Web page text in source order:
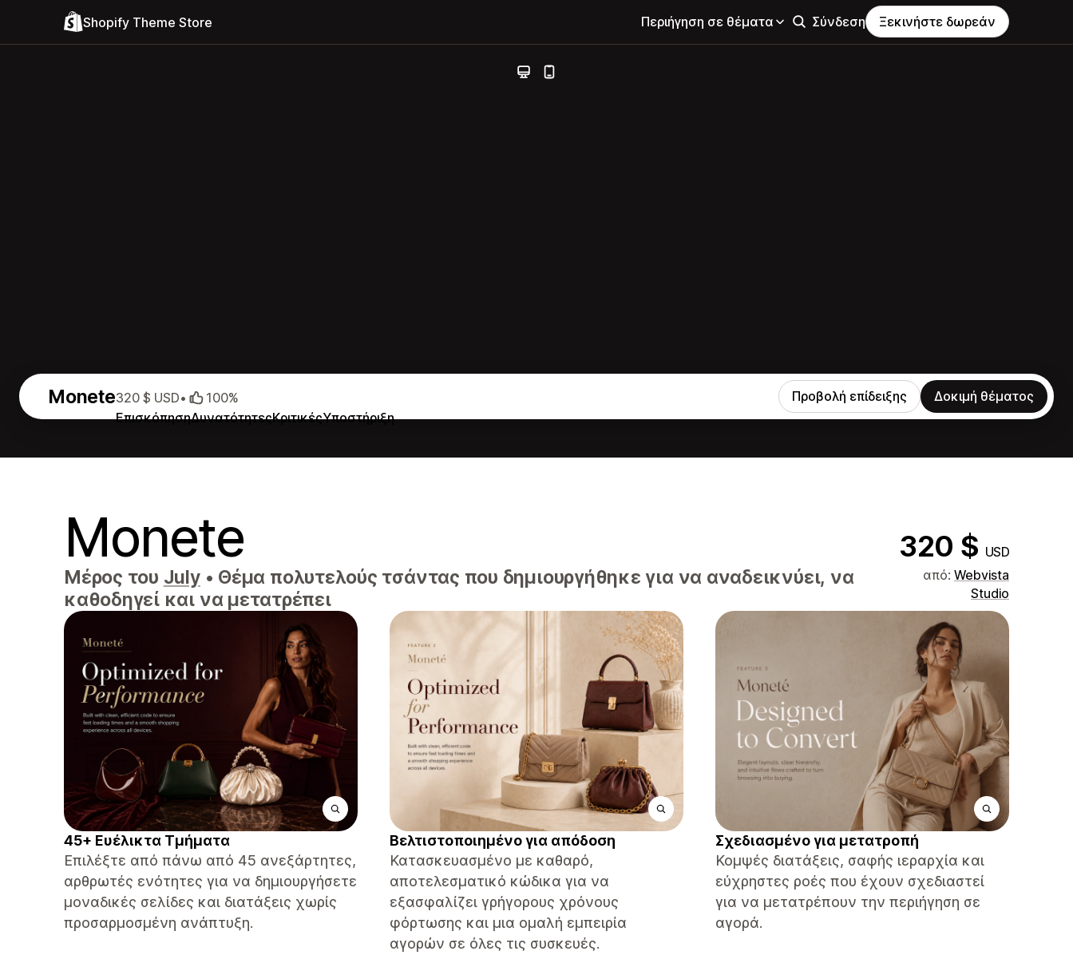
Shopify Theme Store Περιήγηση σε θέματα Σύνδεση Ξεκινήστε δωρεάν
Monete
ΕπισκόπησηΔυνατότητεςΚριτικέςΥποστήριξη
320 $ USD• 100% Προβολή επίδειξης Δοκιμή θέματος
Monete 320 $ USD
Μέρος του July • Θέμα πολυτελούς τσάντας που δημιουργήθηκε για να αναδεικνύει, να
καθοδηγεί και να μετατρέπει
από: Webvista
Studio
45+ Ευέλικτα Τμήματα
Επιλέξτε από πάνω από 45 ανεξάρτητες,
αρθρωτές ενότητες για να δημιουργήσετε
μοναδικές σελίδες και διατάξεις χωρίς
προσαρμοσμένη ανάπτυξη.
Βελτιστοποιημένο για απόδοση
Κατασκευασμένο με καθαρό,
αποτελεσματικό κώδικα για να
εξασφαλίζει γρήγορους χρόνους
φόρτωσης και μια ομαλή εμπειρία
αγορών σε όλες τις συσκευές.
Σχεδιασμένο για μετατροπή
Κομψές διατάξεις, σαφής ιεραρχία και
εύχρηστες ροές που έχουν σχεδιαστεί
για να μετατρέπουν την περιήγηση σε
αγορά.